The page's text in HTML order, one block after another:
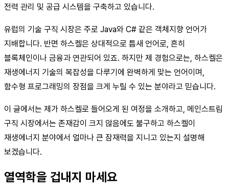
전력 관리 및 공급 시스템을 구축하고 있습니다.
유럽의 기술 구직 시장은 주로 Java와 C# 같은 객체지향 언어가
지배합니다. 반면 하스켈은 상대적으로 틈새 언어로, 흔히
블록체인이나 금융과 연관되어 있죠. 하지만 제 경험으로는, 하스켈은
재생에너지 기술의 복잡성을 다루기에 완벽하게 맞는 언어이며,
함수형 프로그래밍의 장점을 크게 누릴 수 있는 분야라고 믿습니다.
이 글에서는 제가 하스켈로 들어오게 된 여정을 소개하고, 메인스트림
구직 시장에서는 존재감이 크지 않음에도 불구하고 하스켈이
재생에너지 분야에서 얼마나 큰 잠재력을 지니고 있는지 설명해
보겠습니다.
열역학을 겁내지 마세요